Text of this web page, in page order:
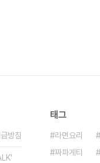
방침
태그
라면요리
짜파게티